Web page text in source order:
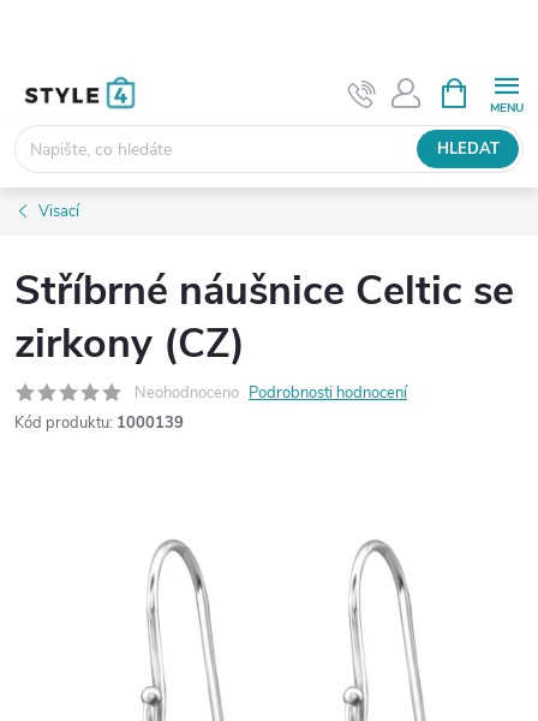
HLEDAT
NÁKUPNÍ
KOŠÍK
Visací
Stříbrné náušnice Celtic se
zirkony (CZ)
Neohodnoceno Podrobnosti hodnocení
Kód produktu: 1000139